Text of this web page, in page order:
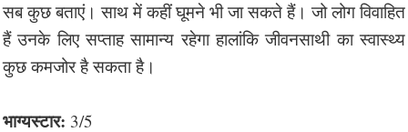
सब कुछ बताएं। साथ में कहीं घूमने भी जा सकते हैं। जो लोग विवाहित
हैं उनके लिए सप्ताह सामान्य रहेगा हालांकि जीवनसाथी का स्वास्थ्य
कुछ कमजोर है सकता है।
भाग्यस्टार: 3/5